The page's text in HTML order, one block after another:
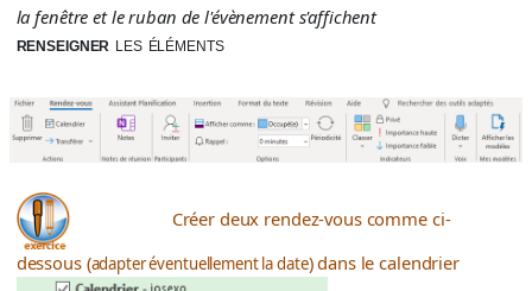
la fenêtre et le ruban de l'évènement s'affichent
renseigner les éléments
Créer deux rendez-vous comme ci-
dessous (adapter éventuellement la date) dans le calendrier